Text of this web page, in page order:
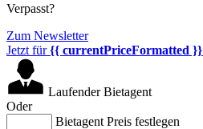
Verpasst?
Zum Newsletter
Jetzt für{{ currentPriceFormatted }}
Laufender Bietagent
Oder
Bietagent Preis festlegen